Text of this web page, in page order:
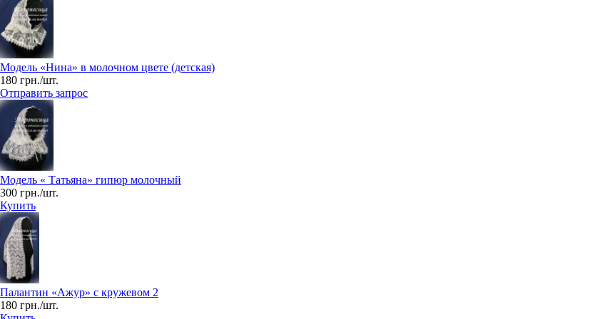
Модель «Нина» в молочном цвете (детская)
180 грн./шт.
Отправить запрос
Модель « Татьяна» гипюр молочный
300 грн./шт.
Купить
Палантин «Ажур» с кружевом 2
180 грн./шт.